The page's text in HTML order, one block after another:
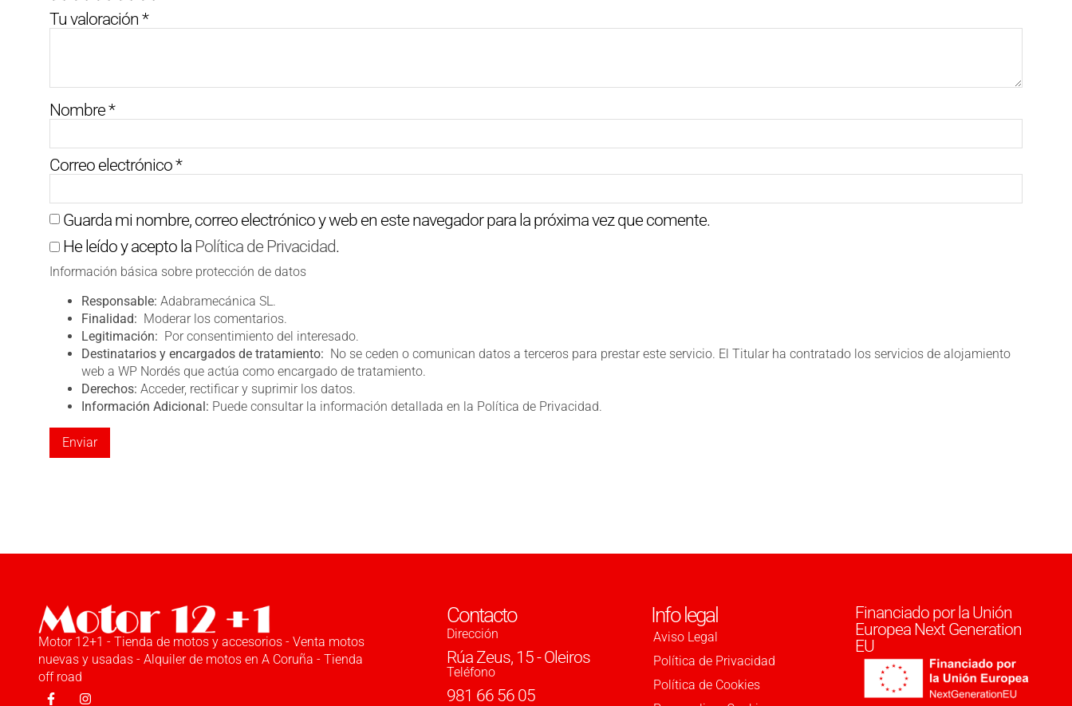
Tu valoración *
Nombre*
Correo electrónico*
Guarda mi nombre, correo electrónico y web en este navegador para la próxima vez que comente.
He leído y acepto la Política de Privacidad.
Información básica sobre protección de datos
Responsable: Adabramecánica SL.
Finalidad: Moderar los comentarios.
Legitimación: Por consentimiento del interesado.
Destinatarios y encargados de tratamiento: No se ceden o comunican datos a terceros para prestar este servicio. El Titular ha contratado los servicios de alojamiento
web a WP Nordés que actúa como encargado de tratamiento.
Derechos: Acceder, rectificar y suprimir los datos.
Información Adicional: Puede consultar la información detallada en la Política de Privacidad.
Motor 12+1 - Tienda de motos y accesorios - Venta motos
nuevas y usadas - Alquiler de motos en A Coruña - Tienda
off road
Contacto
Dirección
Rúa Zeus, 15 - Oleiros
Teléfono
981 66 56 05
Info legal
Aviso Legal
Política de Privacidad
Política de Cookies
Financiado por la Unión
Europea Next Generation
EU